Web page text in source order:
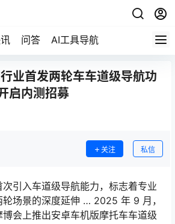
问答 AI工具导航
业首发两轮车车道级导航功
启内测招募
关注 私信
引入车道级导航能力，标志着专业
场景的深度延伸 … 2025 年 9 月，
会上推出安卓车机版摩托车车道级